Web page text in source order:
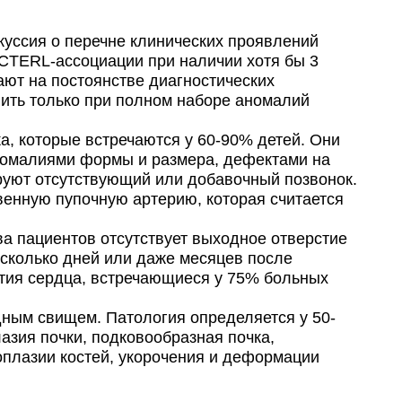
о перечне клинических проявлений
ассоциации при наличии хотя бы 3
на постоянстве диагностических
только при полном наборе аномалий
которые встречаются у 60-90% детей. Они
формы и размера, дефектами на
отсутствующий или добавочный позвонок.
пупочную артерию, которая считается
отсутствует выходное отверстие
дней или даже месяцев после
сердца, встречающиеся у 75% больных
свищем. Патология определяется у 50-
почки, подковообразная почка,
костей, укорочения и деформации